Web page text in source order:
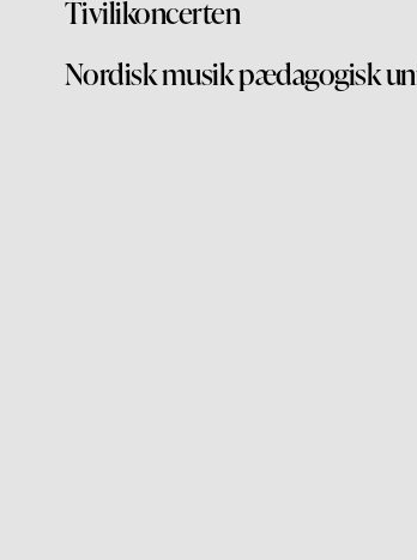
Tivilikoncerten
Nordisk musik pædagogisk